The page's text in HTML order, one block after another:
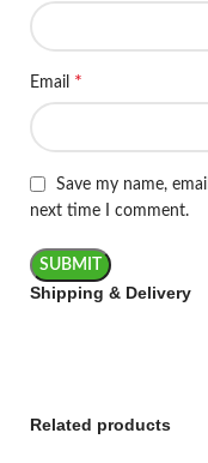
Email *
Save my name,
next time I comment.
Shipping & Delivery
Related products